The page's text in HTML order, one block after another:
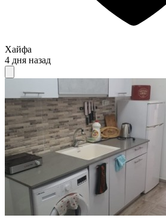
Хайфа
4 дня назад